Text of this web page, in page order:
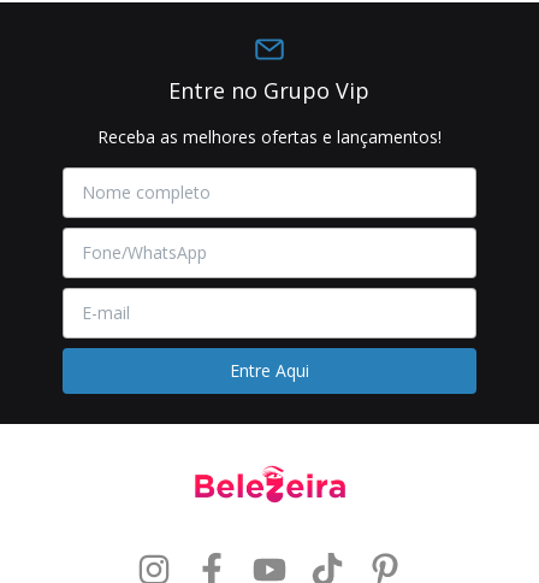
Entre no Grupo Vip
Receba as melhores ofertas e lançamentos!